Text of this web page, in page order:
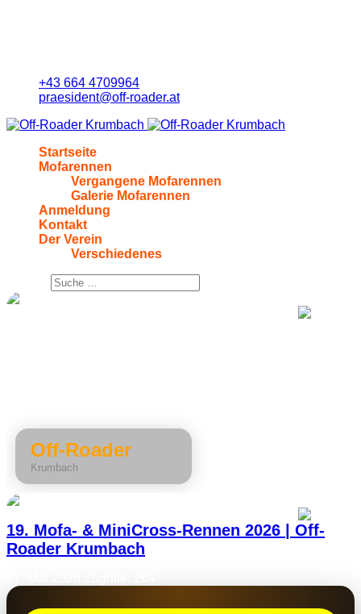
+43 664 4709964
praesident@off-roader.at
Startseite
Mofarennen
Vergangene Mofarennen
Galerie Mofarennen
Anmeldung
Kontakt
Der Verein
Verschiedenes
Off-Roader
Krumbach
Featured
19. Mofa- & MiniCross-Rennen 2026 | Off-
Roader Krumbach